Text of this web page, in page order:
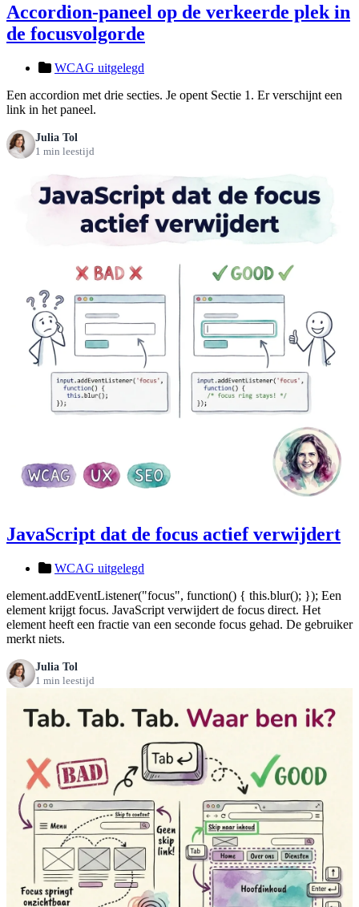
Accordion-paneel op de verkeerde plek in
de focusvolgorde
WCAG uitgelegd
Een accordion met drie secties. Je opent Sectie 1. Er verschijnt een
link in het paneel.
Julia Tol
1 min leestijd
JavaScript dat de focus actief verwijdert
WCAG uitgelegd
element.addEventListener("focus", function() { this.blur(); }); Een
element krijgt focus. JavaScript verwijdert de focus direct. Het
element heeft een fractie van een seconde focus gehad. De gebruiker
merkt niets.
Julia Tol
1 min leestijd